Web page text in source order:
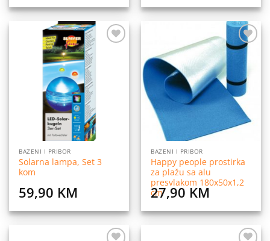
BAZENI I PRIBOR
Solarna lampa, Set 3
kom
59,90 KM
Dodaj
želja
BAZENI I PRIBOR
Happy people prostirka
za plažu sa alu
presvlakom 180x50x1,2
cm
27,90 KM